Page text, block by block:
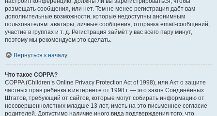
размещать сообщения, или нет. Тем не менее регистрация даёт вам
дополнительные возможности, которые недоступны анонимным
пользователям: аватары, личные сообщения, отправка email-сообщений,
участие в группах и т. д. Регистрация займёт у вас всего пару минут,
поэтому мы рекомендуем это сделать.
Вернуться к началу
Что такое COPPA?
COPPA (Children’s Online Privacy Protection Act of 1998), или Акт о защите
частных прав ребёнка в интернете от 1998 г. — это закон Соединённых
Штатов, требующий от сайтов, которые могут собирать информацию от
несовершеннолетних младше 13 лет, иметь на это письменное согласие
родителей. Допустимо наличие иного вида подтверждения того, что